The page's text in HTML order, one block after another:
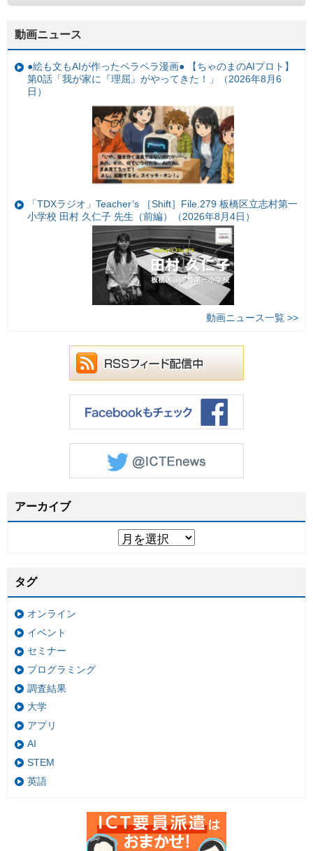
動画ニュース
●絵も文もAIが作ったペラペラ漫画● 【ちゃのまのAIプロト】
第0話「我が家に『理屈』がやってきた！」（2026年8月6
日）
「TDXラジオ」Teacher’s ［Shift］File.279 板橋区立志村第一
小学校 田村 久仁子 先生（前編）（2026年8月4日）
動画ニュース一覧 >>
アーカイブ
タグ
オンライン
イベント
セミナー
プログラミング
調査結果
大学
アプリ
AI
STEM
英語